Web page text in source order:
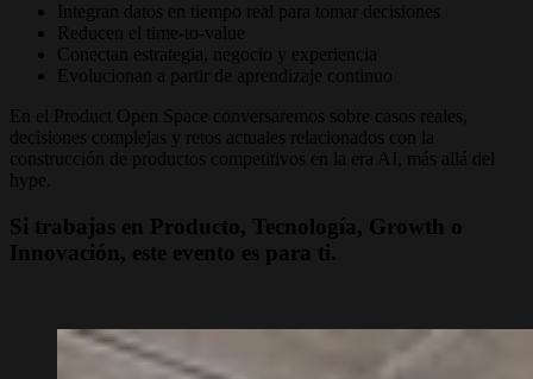
Integran datos en tiempo real para tomar decisiones
Reducen el time-to-value
Conectan estrategia, negocio y experiencia
Evolucionan a partir de aprendizaje continuo
En el Product Open Space conversaremos sobre casos reales,
decisiones complejas y retos actuales relacionados con la
construcción de productos competitivos en la era AI, más allá del
hype.
Si trabajas en Producto, Tecnología, Growth o
Innovación, este evento es para ti.